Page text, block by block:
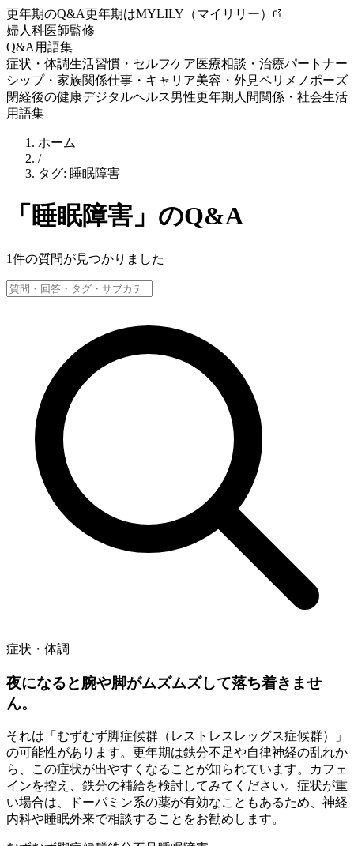
更年期のQ&A更年期はMYLILY（マイリリー）
婦人科医師監修
Q&A 用語集
症状・体調生活習慣・セルフケア医療相談・治療パートナー
シップ・家族関係仕事・キャリア美容・外見ペリメノポーズ
閉経後の健康デジタルヘルス男性更年期 人間関係・社会生活
用語集
ホーム
/
タグ: 睡眠障害
「 睡眠障害 」のQ&A
1件の質問が見つかりました
症状・体調
夜になると腕や脚がムズムズして落ち着きませ
ん。
それは「むずむず脚症候群（レストレスレッグス症候群）」
の可能性があります。更年期は鉄分不足や自律神経の乱れか
ら、この症状が出やすくなることが知られています。カフェ
インを控え、鉄分の補給を検討してみてください。症状が重
い場合は、ドーパミン系の薬が有効なこともあるため、神経
内科や睡眠外来で相談することをお勧めします。